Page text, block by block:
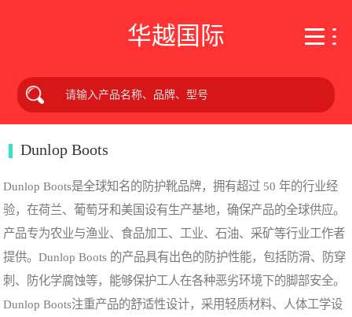
华越国际
Dunlop Boots
Dunlop Boots是全球知名的防护靴品牌，拥有超过 50 年的行业经
验，在荷兰、葡萄牙和美国设有生产基地，确保产品的全球供应。
产品专为农业与渔业、食品加工、工业、石油、采矿等行业工作者
提供。Dunlop Boots 的产品具有出色的防护性能，包括防滑、防穿
刺、防化学腐蚀等，能够保护工人在各种恶劣环境下的脚部安全。
Dunlop Boots注重产品的舒适性设计，采用轻质材料、人体工学设